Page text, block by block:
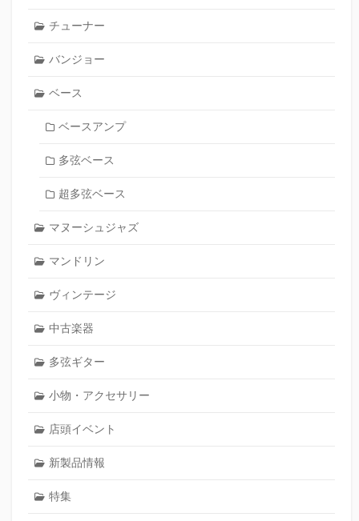
チューナー
バンジョー
ベース
ベースアンプ
多弦ベース
超多弦ベース
マヌーシュジャズ
マンドリン
ヴィンテージ
中古楽器
多弦ギター
小物・アクセサリー
店頭イベント
新製品情報
特集